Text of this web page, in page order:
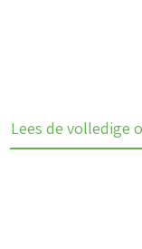
Lees de volledige